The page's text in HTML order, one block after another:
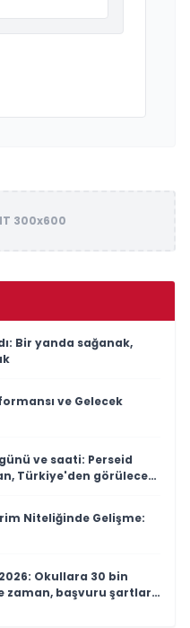
300x600
Bir yanda sağanak,
ve Gelecek
ve saati: Perseid
Türkiye'den görülecek
Niteliğinde Gelişme:
2026: Okullara 30 bin
zaman, başvuru şartları